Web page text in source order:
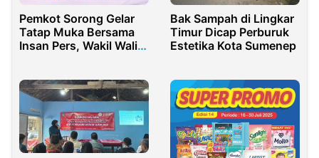
Pemkot Sorong Gelar
Tatap Muka Bersama
Insan Pers, Wakil Wali
Hari Kerja
Bak Sampah di Lingkar
Timur Dicap Perburuk
Estetika Kota Sumenep